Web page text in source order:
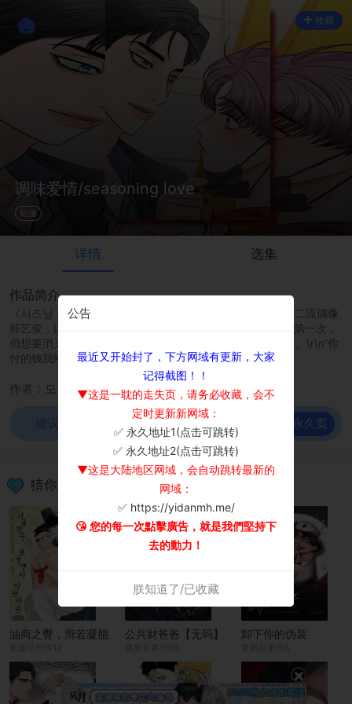
调味爱情/seasoning love
短漫
收藏
详情 选集
作品简介
《시즈닝 러브》\r\n作为王牌主持人李道元的嘉宾来访的前二流偶像
韩艺俊，以及道元上班路上听的电台DJ。\r\n虽然是男人的第一次，
但想要消灭好朋友艺俊的道元却对艺俊给他的钱感到不舒服。\r\n“你
付的钱我给你，我们去哥家吧。”
作者：모몽
建议使用谷歌浏览器观看！ 前往永久页
猜你喜欢
油商之臀，滑若凝脂 公共财爸爸【无码】 卸下你的伪装
公告
最近又开始封了，下方网域有更新，大家
记得截图！！
▼这是一耽的走失页，请务必收藏，会不
定时更新新网域：
✅ 永久地址1(点击可跳转)
✅ 永久地址2(点击可跳转)
▼这是大陆地区网域，会自动跳转最新的
网域：
✅ https://yidanmh.me/
😘 您的每一次點擊廣告，就是我們堅持下
去的動力！
朕知道了/已收藏
×